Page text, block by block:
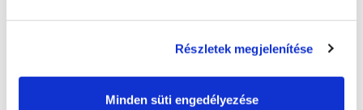
Részletek megjelenítése
Minden süti engedélyezése